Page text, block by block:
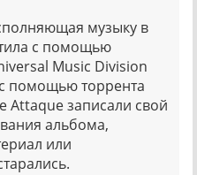
музыку в
с помощью
Music Division
помощью торрента
Attaque записали свой
альбома,
или